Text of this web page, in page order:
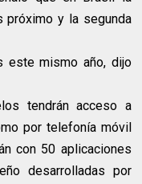
próximo y la segunda
este mismo año, dijo
tendrán acceso a
por telefonía móvil
con 50 aplicaciones
desarrolladas por